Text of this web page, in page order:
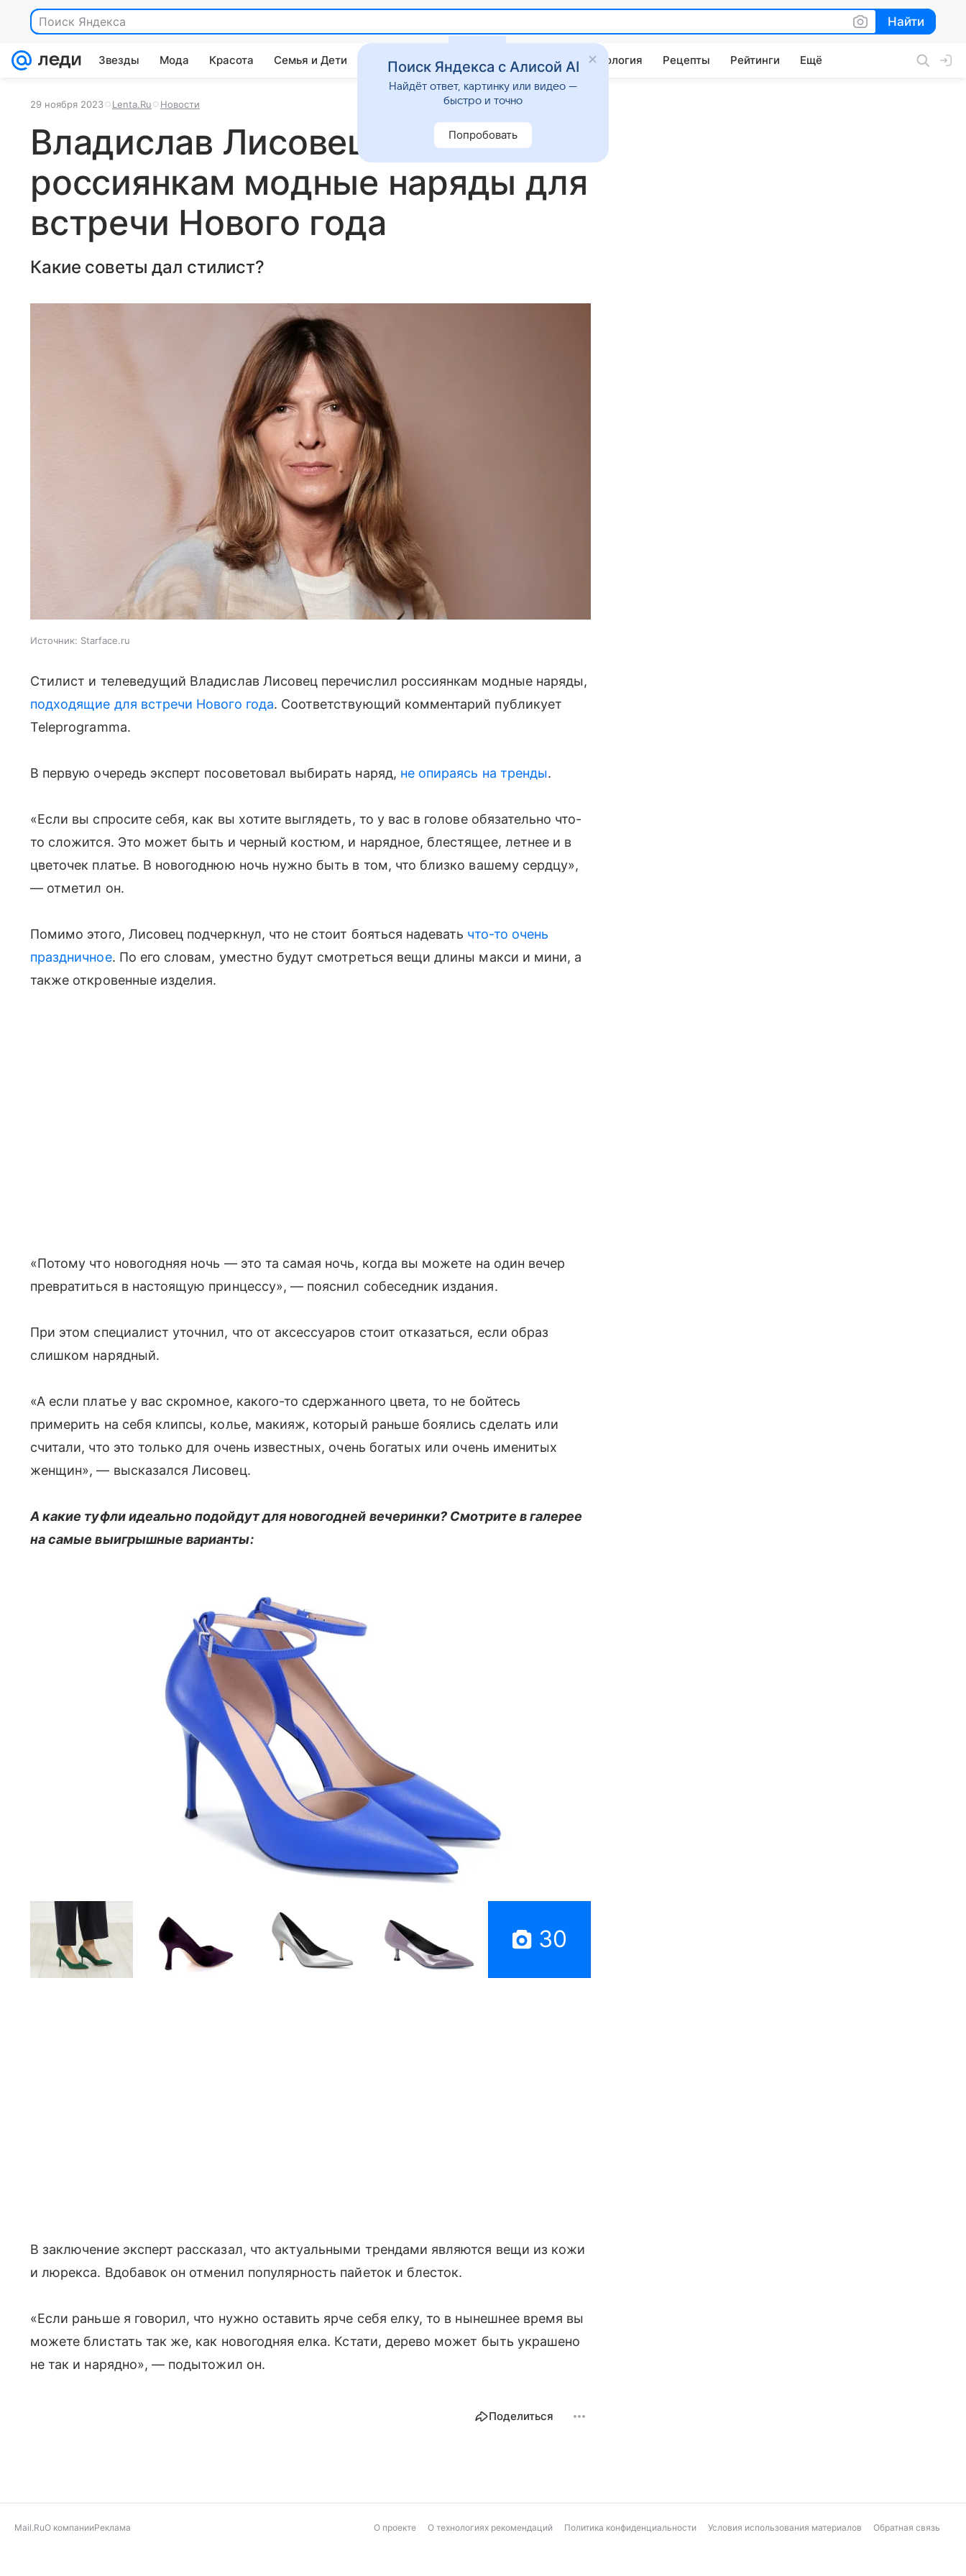
Поиск Яндекса Найти
Найти
Звезды Мода Красота Семья и Дети Дом Гороскопы Стиль жизни Психология Рецепты Рейтинги Ещё
29 ноября 2023 Lenta.Ru Новости
Владислав Лисовец перечислил
россиянкам модные наряды для
встречи Нового года
Какие советы дал стилист?
Источник: Starface.ru
Стилист и телеведущий Владислав Лисовец перечислил россиянкам модные наряды,
подходящие для встречи Нового года. Соответствующий комментарий публикует
Teleprogramma.
В первую очередь эксперт посоветовал выбирать наряд, не опираясь на тренды.
«Если вы спросите себя, как вы хотите выглядеть, то у вас в голове обязательно что-
то сложится. Это может быть и черный костюм, и нарядное, блестящее, летнее и в
цветочек платье. В новогоднюю ночь нужно быть в том, что близко вашему сердцу»,
— отметил он.
Помимо этого, Лисовец подчеркнул, что не стоит бояться надевать что-то очень
праздничное. По его словам, уместно будут смотреться вещи длины макси и мини, а
также откровенные изделия.
«Потому что новогодняя ночь — это та самая ночь, когда вы можете на один вечер
превратиться в настоящую принцессу», — пояснил собеседник издания.
При этом специалист уточнил, что от аксессуаров стоит отказаться, если образ
слишком нарядный.
«А если платье у вас скромное, какого-то сдержанного цвета, то не бойтесь
примерить на себя клипсы, колье, макияж, который раньше боялись сделать или
считали, что это только для очень известных, очень богатых или очень именитых
женщин», — высказался Лисовец.
А какие туфли идеально подойдут для новогодней вечеринки? Смотрите в галерее
на самые выигрышные варианты:
30
В заключение эксперт рассказал, что актуальными трендами являются вещи из кожи
и люрекса. Вдобавок он отменил популярность пайеток и блесток.
«Если раньше я говорил, что нужно оставить ярче себя елку, то в нынешнее время вы
можете блистать так же, как новогодняя елка. Кстати, дерево может быть украшено
не так и нарядно», — подытожил он.
Поделиться
Mail.RuО компанииРеклама О проекте О технологиях рекомендаций Политика конфиденциальности Условия использования материалов Обратная связь
Поиск Яндекса с Алисой AI
Найдёт ответ, картинку или видео —
быстро и точно
Попробовать